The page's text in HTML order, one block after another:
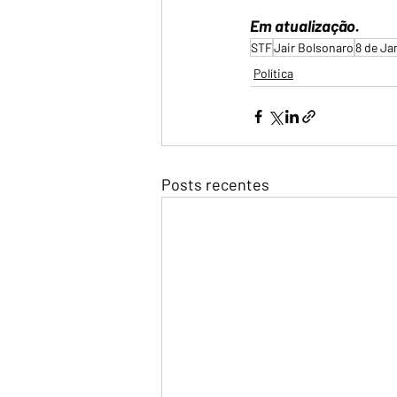
Em atualização.
STFJair Bolsonaro8 de
Política
Posts recentes